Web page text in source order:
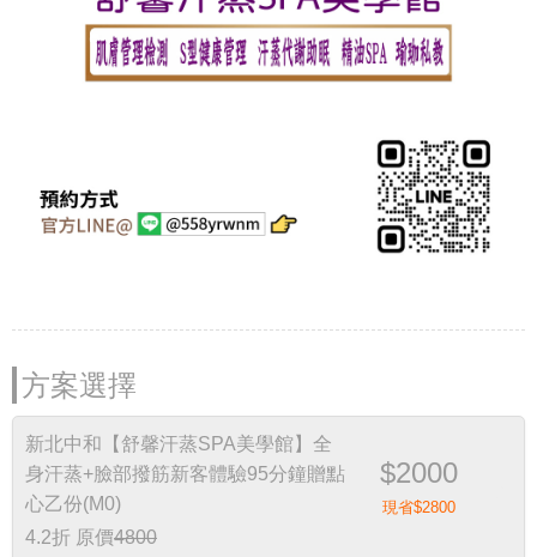
方案選擇
新北中和【舒馨汗蒸SPA美學館】全
身汗蒸+臉部撥筋新客體驗95分鐘贈點
心乙份(M0)
4.2折 原價4800
$2000
現省$2800